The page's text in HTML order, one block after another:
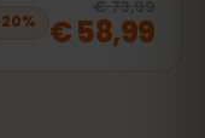
20%
€ 73,99
€ 58,99